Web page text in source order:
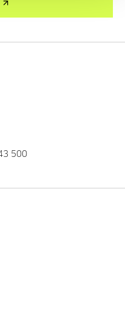
500